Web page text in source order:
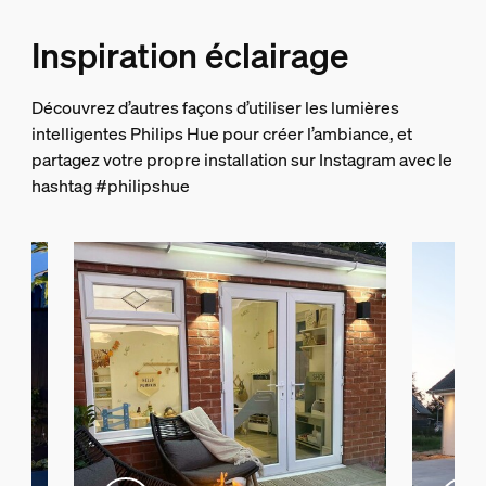
Jardin, Patio
Appliques murales
Dimensions et poids de l’emballage
8719514466777
Poids net
0.61 kg
Poids brut
0.89 kg
Hauteur
168 mm
Longueur
Inspiration éclairage
Découvrez d’autres façons d’utiliser les lumières
intelligentes Philips Hue pour créer l’ambiance, et
partagez votre propre installation sur Instagram avec le
hashtag #philipshue